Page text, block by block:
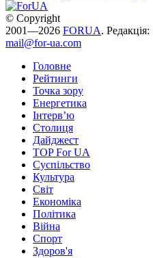
© Copyright
2001—2026 FORUA. Редакція:
mail@for-ua.com
Головне
Рейтинги
Точка зору
Енергетика
Інтерв’ю
Столиця
Дайджест
TOP For UA
Суспiльство
Культура
Світ
Економіка
Політика
Війна
Спорт
Здоров'я